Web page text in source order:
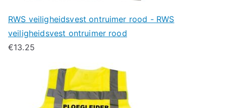
RWS veiligheidsvest ontruimer rood - RWS
veiligheidsvest ontruimer rood
€13.25